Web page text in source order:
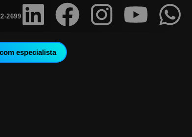
2699
especialista